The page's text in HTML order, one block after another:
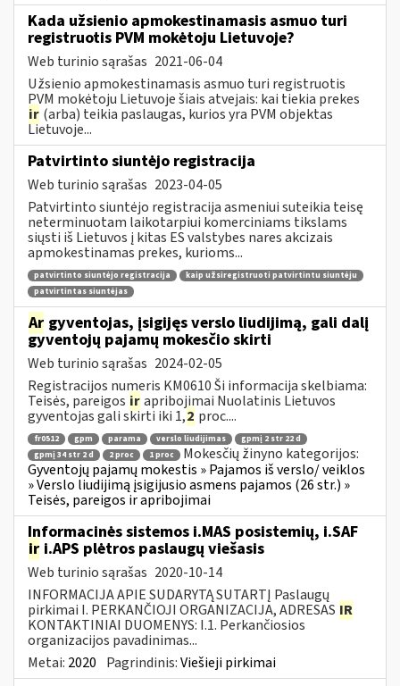
Kada užsienio apmokestinamasis asmuo turi
registruotis PVM mokėtoju Lietuvoje?
Web turinio sąrašas 2021-06-04
Užsienio apmokestinamasis asmuo turi registruotis
PVM mokėtoju Lietuvoje šiais atvejais: kai tiekia prekes
ir (arba) teikia paslaugas, kurios yra PVM objektas
Lietuvoje...
Patvirtinto siuntėjo registracija
Web turinio sąrašas 2023-04-05
Patvirtinto siuntėjo registracija asmeniui suteikia teisę
neterminuotam laikotarpiui komerciniams tikslams
siųsti iš Lietuvos į kitas ES valstybes nares akcizais
apmokestinamas prekes, kurioms...
patvirtinto siuntėjo registracija
kaip užsiregistruoti patvirtintu siuntėju
patvirtintas siuntėjas
Ar gyventojas, įsigijęs verslo liudijimą, gali dalį
gyventojų pajamų mokesčio skirti
Web turinio sąrašas 2024-02-05
Registracijos numeris KM0610 Ši informacija skelbiama:
Teisės, pareigos irapribojimai Nuolatinis Lietuvos
gyventojas gali skirti iki 1,2 proc....
fr0512 gpm parama verslo liudijimas
gpmį 2 str 22 d
gpmį 34 str 2 d
2 proc 1 proc
Mokesčių žinyno kategorijos:
Gyventojų pajamų mokestis » Pajamos iš verslo/ veiklos
» Verslo liudijimą įsigijusio asmens pajamos (26 str.) »
Teisės, pareigos ir apribojimai
Informacinės sistemos i.MAS posistemių, i.SAF
ir i.APS plėtros paslaugų viešasis
Web turinio sąrašas 2020-10-14
INFORMACIJA APIE SUDARYTĄ SUTARTĮ Paslaugų
pirkimai I. PERKANČIOJI ORGANIZACIJA, ADRESAS IR
KONTAKTINIAI DUOMENYS: I.1. Perkančiosios
organizacijos pavadinimas...
Metai: 2020 Pagrindinis:Viešieji pirkimai